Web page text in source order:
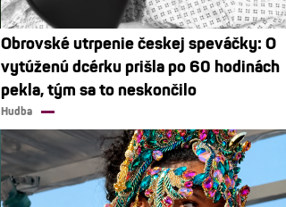
Obrovské utrpenie českej speváčky: O
vytúženú dcérku prišla po 60 hodinách
pekla, tým sa to neskončilo
Hudba